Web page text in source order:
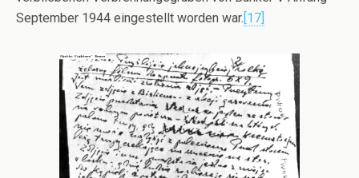
September 1944 eingestellt worden war. [17]